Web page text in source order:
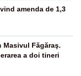
amenda de 1,3
Făgăraş.
a doi tineri